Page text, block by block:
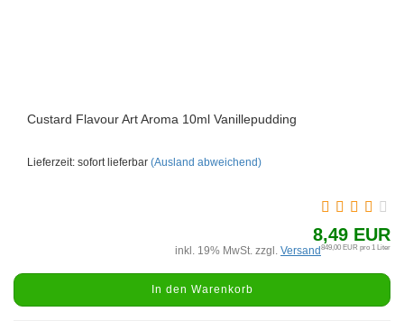
Custard Flavour Art Aroma 10ml Vanillepudding
Lieferzeit: sofort lieferbar (Ausland abweichend)
8,49 EUR
849,00 EUR pro 1 Liter
inkl. 19% MwSt. zzgl. Versand
In den Warenkorb